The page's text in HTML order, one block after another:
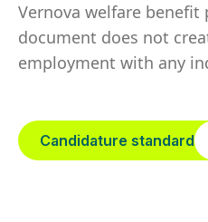
Vernova welfare benefit
document does not
employment with any
Candidature standard